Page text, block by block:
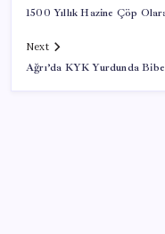
1500 Yıllık Hazine Çöp
Next
Ağrı’da KYK Yurdunda